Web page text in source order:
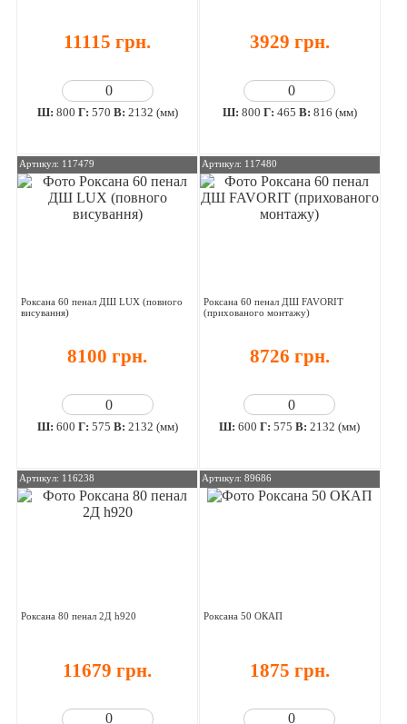
11115 грн.
Ш: 800 Г: 570 В: 2132 (мм)
3929 грн.
Ш: 800 Г: 465 В: 816 (мм)
Артикул: 117479
Роксана 60 пенал ДШ LUX (повного
висування)
8100 грн.
Ш: 600 Г: 575 В: 2132 (мм)
Артикул: 117480
Роксана 60 пенал ДШ FAVORIT
(прихованого монтажу)
8726 грн.
Ш:600 Г:575 В:2132 (мм)
Артикул: 116238
Роксана 80 пенал 2Д h920
11679 грн.
Артикул: 89686
Роксана 50 ОКАП
1875 грн.